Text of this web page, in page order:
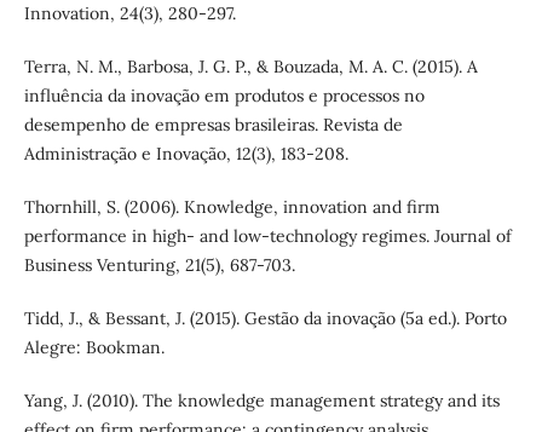
Innovation, 24(3), 280-297.
Terra, N. M., Barbosa, J. G. P., & Bouzada, M. A. C. (2015). A
influência da inovação em produtos e processos no
desempenho de empresas brasileiras. Revista de
Administração e Inovação, 12(3), 183-208.
Thornhill, S. (2006). Knowledge, innovation and firm
performance in high- and low-technology regimes. Journal of
Business Venturing, 21(5), 687-703.
Tidd, J., & Bessant, J. (2015). Gestão da inovação (5a ed.). Porto
Alegre: Bookman.
Yang, J. (2010). The knowledge management strategy and its